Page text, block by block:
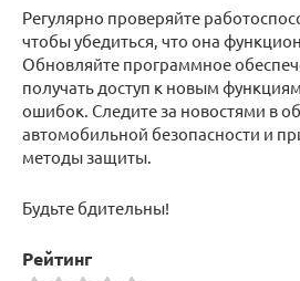
Регулярно проверяйте
чтобы убедиться, что она
Обновляйте программное
получать доступ к новым
ошибок. Следите за новостями в
автомобильной безопасности и
методы защиты.
Будьте бдительны!
Рейтинг